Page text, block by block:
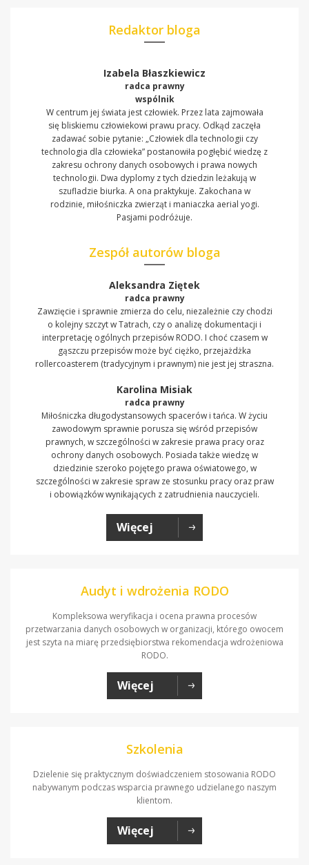
Redaktor bloga
Izabela Błaszkiewicz
radca prawny
wspólnik
W centrum jej świata jest człowiek. Przez lata zajmowała
się bliskiemu człowiekowi prawu pracy. Odkąd zaczęła
zadawać sobie pytanie: „Człowiek dla technologii czy
technologia dla człowieka” postanowiła pogłębić wiedzę z
zakresu ochrony danych osobowych i prawa nowych
technologii. Dwa dyplomy z tych dziedzin leżakują w
szufladzie biurka. A ona praktykuje. Zakochana w
rodzinie, miłośniczka zwierząt i maniaczka aerial yogi.
Pasjami podróżuje.
Zespół autorów bloga
Aleksandra Ziętek
radca prawny
Zawzięcie i sprawnie zmierza do celu, niezależnie czy chodzi
o kolejny szczyt w Tatrach, czy o analizę dokumentacji i
interpretację ogólnych przepisów RODO. I choć czasem w
gąszczu przepisów może być ciężko, przejażdżka
rollercoasterem (tradycyjnym i prawnym) nie jest jej straszna.
Karolina Misiak
radca prawny
Miłośniczka długodystansowych spacerów i tańca. W życiu
zawodowym sprawnie porusza się wśród przepisów
prawnych, w szczególności w zakresie prawa pracy oraz
ochrony danych osobowych. Posiada także wiedzę w
dziedzinie szeroko pojętego prawa oświatowego, w
szczególności w zakresie spraw ze stosunku pracy oraz praw
i obowiązków wynikających z zatrudnienia nauczycieli.
Więcej
Audyt i wdrożenia RODO
Kompleksowa weryfikacja i ocena prawna procesów
przetwarzania danych osobowych w organizacji, którego owocem
jest szyta na miarę przedsiębiorstwa rekomendacja wdrożeniowa
RODO.
Więcej
Szkolenia
Dzielenie się praktycznym doświadczeniem stosowania RODO
nabywanym podczas wsparcia prawnego udzielanego naszym
klientom.
Więcej